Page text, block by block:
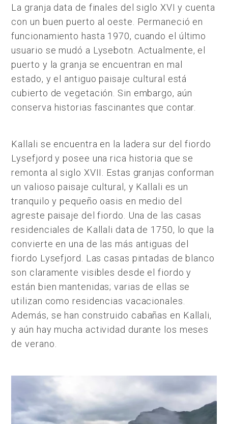
La granja data de finales del siglo XVI y cuenta
con un buen puerto al oeste. Permaneció en
funcionamiento hasta 1970, cuando el último
usuario se mudó a Lysebotn. Actualmente, el
puerto y la granja se encuentran en mal
estado, y el antiguo paisaje cultural está
cubierto de vegetación. Sin embargo, aún
conserva historias fascinantes que contar.
Kallali se encuentra en la ladera sur del fiordo
Lysefjord y posee una rica historia que se
remonta al siglo XVII. Estas granjas conforman
un valioso paisaje cultural, y Kallali es un
tranquilo y pequeño oasis en medio del
agreste paisaje del fiordo. Una de las casas
residenciales de Kallali data de 1750, lo que la
convierte en una de las más antiguas del
fiordo Lysefjord. Las casas pintadas de blanco
son claramente visibles desde el fiordo y
están bien mantenidas; varias de ellas se
utilizan como residencias vacacionales.
Además, se han construido cabañas en Kallali,
y aún hay mucha actividad durante los meses
de verano.